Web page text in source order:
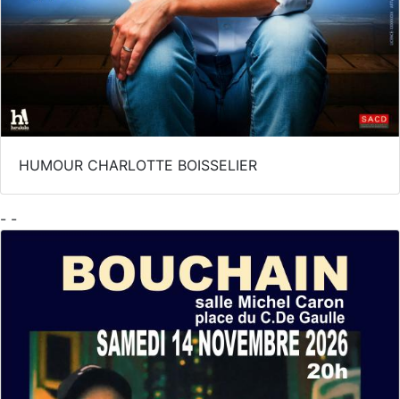
HUMOUR CHARLOTTE BOISSELIER
- -